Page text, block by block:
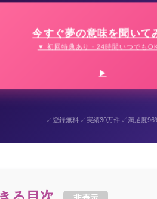
今すぐ夢の意味を聞いて
▼ 初回特典あり・24時間いつでも
✓登録無料✓実績30万件✓満足度